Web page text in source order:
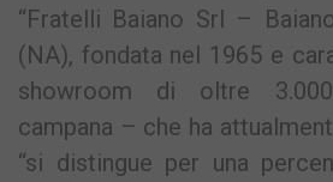
“Fratelli Baiano Srl –
(NA), fondata nel 1965 e
showroom di oltre
campana – che ha
“si distingue per una